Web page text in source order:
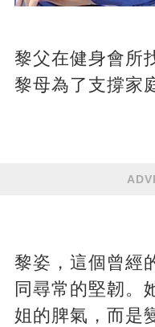
黎父在健身會所
黎母為了支撐家
黎姿，這個曾經
同尋常的堅韌。
姐的脾氣，而是